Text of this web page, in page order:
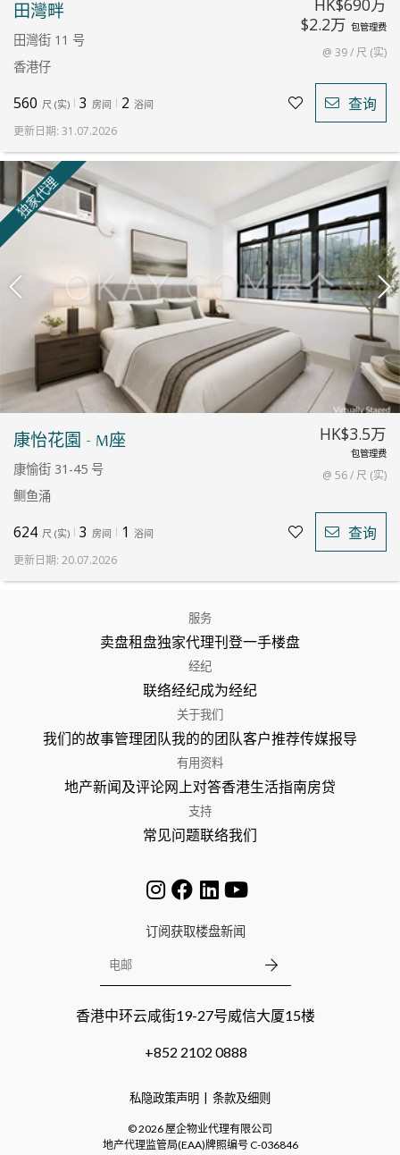
田灣畔
田灣街 11 号
香港仔
$2.2万 包管理费
@ 39 / 尺 (实)
560 尺 (实) 3 房间 2 浴间 查询
更新日期: 31.07.2026
康怡花園 - M座
康愉街 31-45 号
鲗鱼涌
HK$3.5万
包管理费
@ 56 / 尺 (实)
624 尺 (实) 3 房间 1 浴间 查询
更新日期: 20.07.2026
独家代理
服务
卖盘租盘独家代理刊登一手楼盘
经纪
联络经纪成为经纪
关于我们
我们的故事管理团队我的的团队客户推荐传媒报导
有用资料
地产新闻及评论网上对答香港生活指南房贷
支持
常见问题联络我们
订阅获取楼盘新闻
香港中环云咸街19-27号威信大厦15楼
+852 2102 0888
私隐政策声明 条款及细则
©2026 屋企物业代理有限公司
地产代理监管局(EAA)牌照编号C-036846